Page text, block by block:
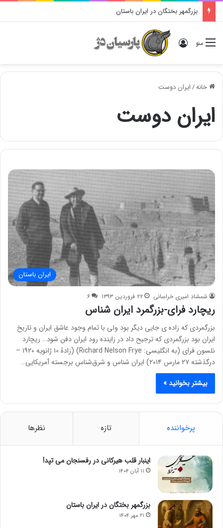
بزرگمهر بختگان در ایران باستان
منو ورود
خانه/ایران دوست
ایران دوست
ایران باستان
شمشاد امیری خراسانی ۲۲ فروردین ۱۳۹۳ ۶
ریچارد فرای-بزرگمرد ایران شناس
بزرگمردی که زاده ی جایی دیگر بود ولی با تمام وجود عاشق ایران و تاریخ
ایران بود بزرگمردی که ترجیح داد در زاینده رود ایران دفن شود… ریچارد
نلسون فرای (به انگلیسی: Richard Nelson Frye) (زادهٔ ۱۰ ژانویه ۱۹۲۰ –
درگذشته ۲۷ مارس ۲۰۱۴) ایران شناس و شرق‌شناس برجسته آمریکایی…
بیشتر بخوانید »
پرخواننده تازه نظرها
اینبار قلب هیرکانی در رفسنجان می تپد!
۱۱ آبان ۱۴۰۴
بزرگمهر بختگان در ایران باستان
۲۱ مهر ۱۴۰۴